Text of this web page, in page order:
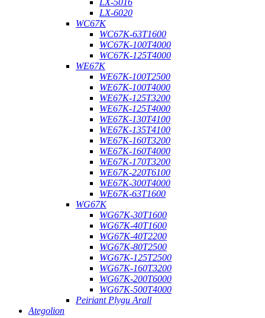
LX-5016
LX-6020
WC67K
WC67K-63T1600
WC67K-100T4000
WC67K-125T4000
WE67K
WE67K-100T2500
WE67K-100T4000
WE67K-125T3200
WE67K-125T4000
WE67K-130T4100
WE67K-135T4100
WE67K-160T3200
WE67K-160T4000
WE67K-170T3200
WE67K-220T6100
WE67K-300T4000
WE67K-63T1600
WG67K
WG67K-30T1600
WG67K-40T1600
WG67K-40T2200
WG67K-80T2500
WG67K-125T2500
WG67K-160T3200
WG67K-200T6000
WG67K-500T4000
Peiriant Plygu Arall
Ategolion